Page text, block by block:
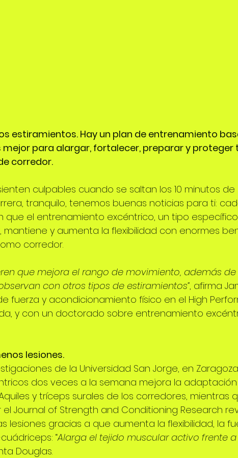
estiramientos. Hay un plan de entrenamiento
para alargar, fortalecer, preparar y proteger
corredor.
culpables cuando se saltan los 10 minutos de
tranquilo, tenemos buenas noticias para ti:
que el entrenamiento excéntrico, un tipo
y aumenta la flexibilidad con enormes
corredor.
que mejora el rango de movimiento, además
con otros tipos de estiramientos”, afirma
fuerza y acondicionamiento físico en el High
y con un doctorado sobre entrenamiento
lesiones.
de la Universidad San Jorge, en
dos veces a la semana mejora la
y tríceps surales de los corredores, mientras
Journal of Strength and Conditioning Research
lesiones gracias a que aumenta la flexibilidad, la
“Alarga el tejido muscular activo frente
Douglas.